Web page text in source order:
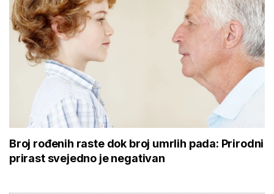
Broj rođenih raste dok broj umrlih pada: Prirodni
prirast svejedno je negativan